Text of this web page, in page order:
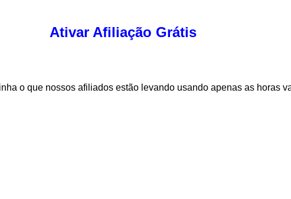
Ativar Afiliação Grátis
o que nossos afiliados estão levando usando apenas as horas